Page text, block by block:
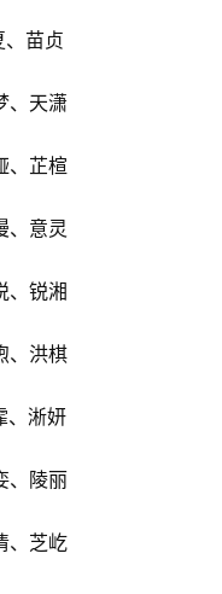
、苗贞
、天潇
、芷楦
、意灵
、锐湘
、洪棋
、淅妍
、陵丽
、芝屹